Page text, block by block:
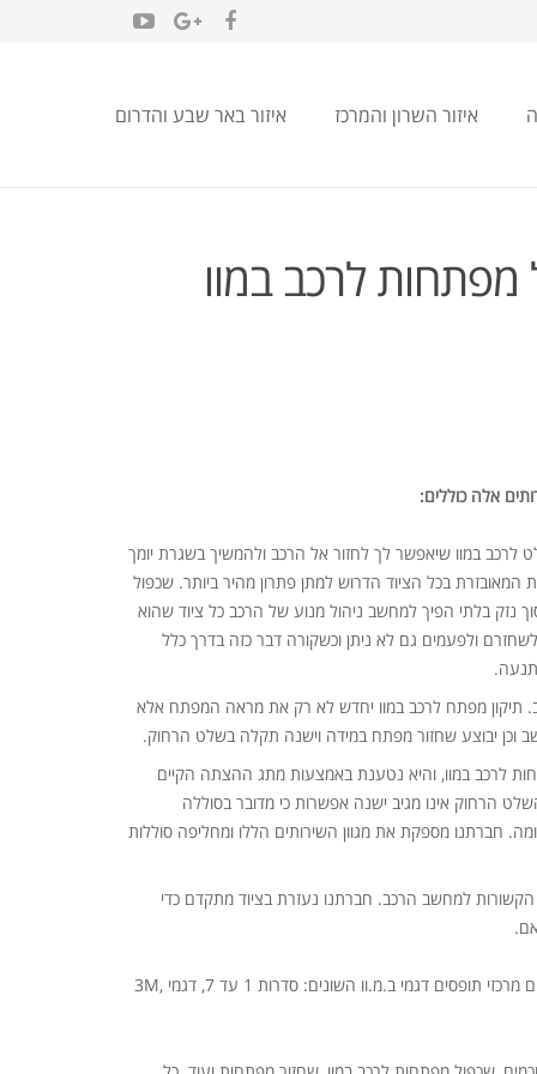
איזור השרון והמרכז איזור באר שבע והדרום
מפתחות לרכב במוו
אלה כוללים:
לרכב במוו שיאפשר לך לחזור אל הרכב ולהמשיך בשגרת יומך
המאובזרת בכל הציוד הדרוש למתן פתרון מהיר ביותר. שכפול
נזק בלתי הפיך למחשב ניהול מנוע של הרכב כל ציוד שהוא
ולפעמים גם לא ניתן וכשקורה דבר כזה בדרך כלל
תיקון מפתח לרכב במוו יחדש לא רק את מראה המפתח אלא
וכן יבוצע שחזור מפתח במידה וישנה תקלה בשלט הרחוק.
לרכב במוו, והיא נטענת באמצעות מתג ההצתה הקיים
למספר שנים (כ-6 בממוצע). כאשר השלט הרחוק אינו מגיב ישנה אפשרות כי מדובר בסוללה
חברתנו מספקת את מגוון השירותים הללו ומחליפה סוללות
הקשורות למחשב הרכב. חברתנו נעזרת בציוד מתקדם כדי
iOpen הינה חברה המתמחה בפריצות לכלל סוגי כלי הרכב, לרבות רכבי יוקרה. מקום מרכזי תופסים דגמי ב.מ.וו השונים: סדרות 1 עד 7, דגמי 3M,